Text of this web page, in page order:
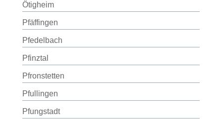
Ötigheim
Pfäffingen
Pfedelbach
Pfinztal
Pfronstetten
Pfullingen
Pfungstadt